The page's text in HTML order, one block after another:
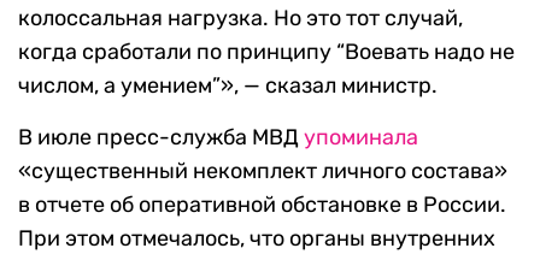
колоссальная нагрузка. Но это тот случай,
когда сработали по принципу “Воевать надо не
числом, а умением”», — сказал министр.
В июле пресс-служба МВДупоминала
«существенный некомплект личного состава»
в отчете об оперативной обстановке в России.
При этом отмечалось, что органы внутренних